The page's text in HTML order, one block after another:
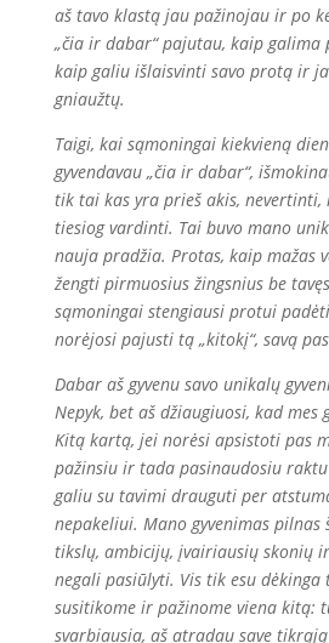
aš tavo klastą jau pažinojau ir po
„čia ir dabar“ pajutau, kaip galima
kaip galiu išlaisvinti savo protą ir
gniaužtų.
Taigi, kai sąmoningai kiekvieną
gyvendavau „čia ir dabar“,
tik tai kas yra prieš akis,
tiesiog vardinti. Tai buvo mano
nauja pradžia. Protas, kaip mažas
žengti pirmuosius žingsnius be
sąmoningai stengiausi protui
norėjosi pajusti tą „kitokį“, savą
Dabar aš gyvenu savo unikalų
Nepyk, bet aš džiaugiuosi, kad mes
Kitą kartą, jei norėsi apsistoti pas
pažinsiu ir tada pasinaudosiu
galiu su tavimi drauguti per
nepakeliui. Mano gyvenimas pilnas
tikslų, ambicijų, įvairiausių skonių
negali pasiūlyti. Vis tik esu dėkinga
susitikome ir pažinome viena kitą:
svarbiausia, aš atradau save